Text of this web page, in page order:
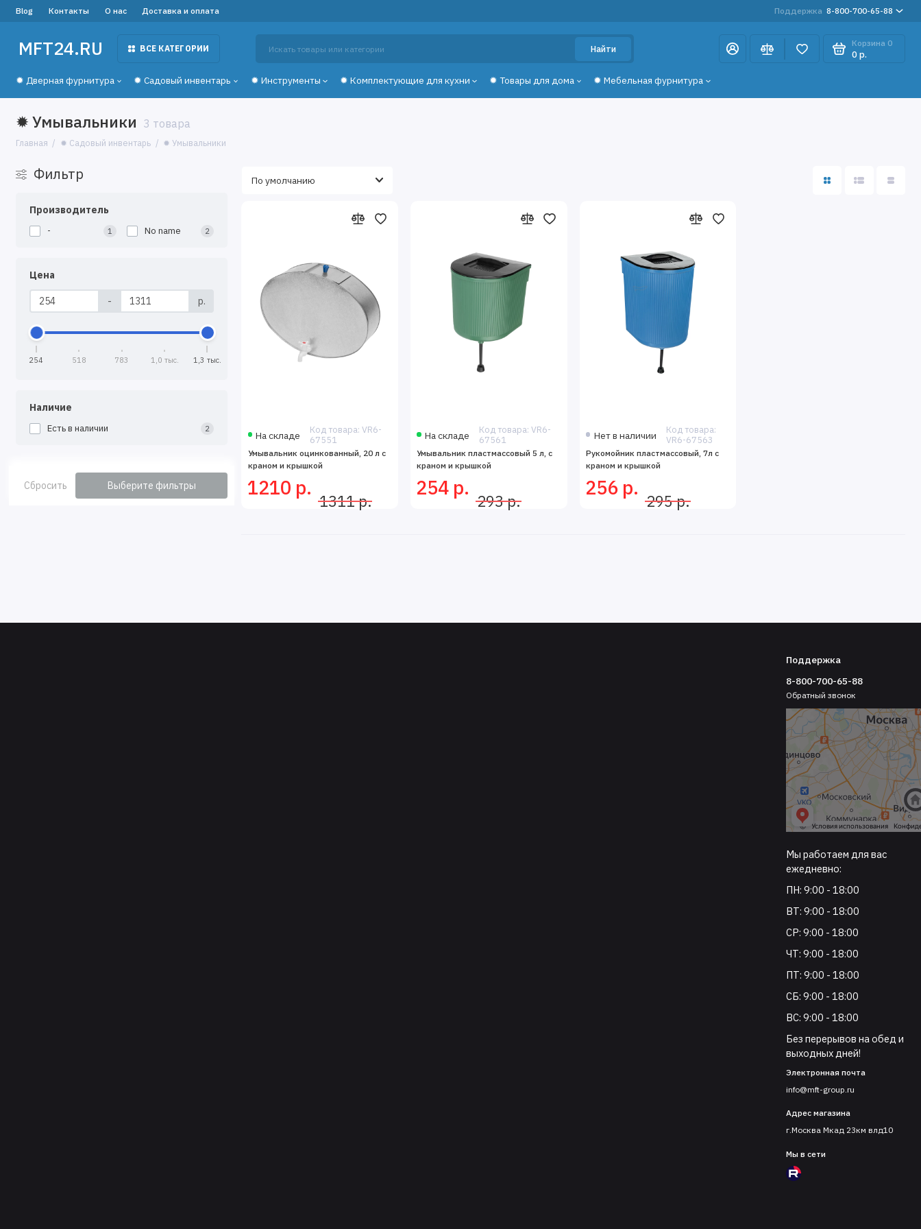
Blog Контакты О нас Доставка и оплата Поддержка 8-800-700-65-88
MFT24.RU ВСЕ КАТЕГОРИИ Найти
Корзина 0
0 р.
✹ Дверная фурнитура ✹ Садовый инвентарь ✹ Инструменты ✹ Комплектующие для кухни ✹ Товары для дома ✹ Мебельная фурнитура
✹ Умывальники 3 товара
Главная ✹ Садовый инвентарь ✹ Умывальники
Фильтр
Производитель
- 1 No name 2
Цена
- р.
254 518 783 1,0 тыс. 1,3 тыс.
Наличие
Есть в наличии 2
Сбросить Выберите фильтры
На складе
Код товара: VR6-
67551
Умывальник оцинкованный, 20 л с
краном и крышкой
1210 р.
1311 р.
На складе
Код товара: VR6-
67561
Умывальник пластмассовый 5 л, с
краном и крышкой
254 р.
293 р.
Нет в наличии
Код товара:
VR6-67563
Рукомойник пластмассовый, 7л с
краном и крышкой
256 р.
295 р.
Поддержка
8-800-700-65-88
Обратный звонок
Мы работаем для вас
ежедневно:
ПН: 9:00 - 18:00
ВТ: 9:00 - 18:00
СР: 9:00 - 18:00
ЧТ: 9:00 - 18:00
ПТ: 9:00 - 18:00
СБ: 9:00 - 18:00
ВС: 9:00 - 18:00
Без перерывов на обед и
выходных дней!
Электронная почта
info@mft-group.ru
Адрес магазина
г.Москва Мкад 23км влд10
Мы в сети